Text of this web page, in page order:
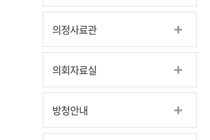
의정사료관
의회자료실
방청안내